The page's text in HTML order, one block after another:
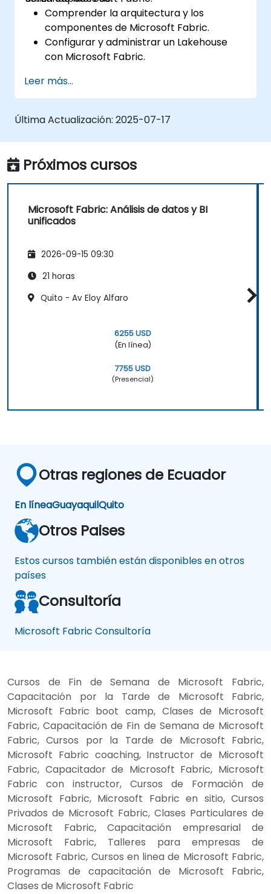
Comprender la arquitectura y los
componentes de Microsoft Fabric.
Configurar y administrar un Lakehouse
con Microsoft Fabric.
Apache Spark.
Utilizar tablas Delta Lake para el
versionado y gestión de datos.
datos con Dataflows Gen2.
Orquestar tuberías de datos utilizando
Data Factory.
Leer más...
Última Actualización: 2025-07-17
Próximos cursos
Microsoft Fabric: Análisis de datos y BI
unificados
2026-09-15 09:30
21 horas
Quito - Av Eloy Alfaro
6255 USD
(En línea)
7755 USD
(Presencial)
Otras regiones de Ecuador
En líneaGuayaquilQuito
Otros Paises
Estos cursos también están disponibles en otros
países
Consultoría
Microsoft Fabric Consultoría
Cursos de Fin de Semana de Microsoft Fabric,
Capacitación por la Tarde de Microsoft Fabric,
Microsoft Fabric boot camp, Clases de Microsoft
Fabric, Capacitación de Fin de Semana de Microsoft
Fabric, Cursos por la Tarde de Microsoft Fabric,
Microsoft Fabric coaching, Instructor de Microsoft
Fabric, Capacitador de Microsoft Fabric, Microsoft
Fabric con instructor, Cursos de Formación de
Microsoft Fabric, Microsoft Fabric en sitio, Cursos
Privados de Microsoft Fabric, Clases Particulares de
Microsoft Fabric, Capacitación empresarial de
Microsoft Fabric, Talleres para empresas de
Microsoft Fabric, Cursos en linea de Microsoft Fabric,
Programas de capacitación de Microsoft Fabric,
Clases de Microsoft Fabric